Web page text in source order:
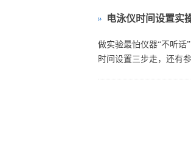
电泳仪时间设置实
做实验最怕仪器“不听话
时间设置三步走，还有